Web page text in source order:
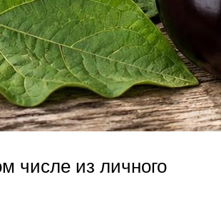
числе из личного